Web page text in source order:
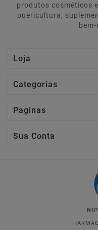
produtos cosméticos
puericultura,
Loja
Categorias
Paginas
Sua Conta